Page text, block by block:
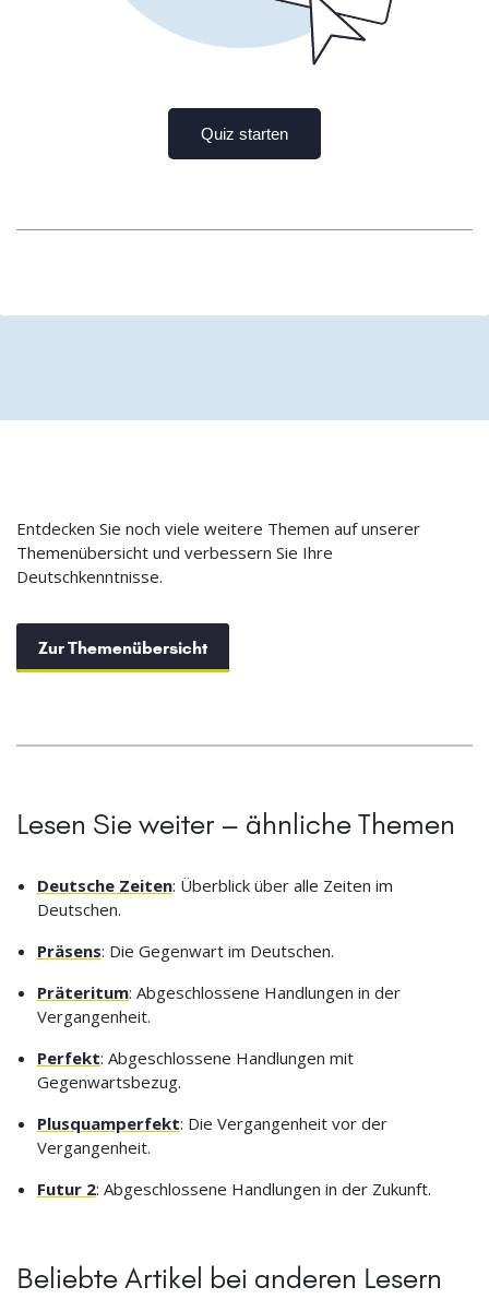
Entdecken Sie noch viele weitere Themen auf unserer
Themenübersicht und verbessern Sie Ihre
Deutschkenntnisse.
Zur Themenübersicht
Lesen Sie weiter – ähnliche Themen
Deutsche Zeiten: Überblick über alle Zeiten im
Deutschen.
Präsens: Die Gegenwart im Deutschen.
Präteritum: Abgeschlossene Handlungen in der
Vergangenheit.
Perfekt: Abgeschlossene Handlungen mit
Gegenwartsbezug.
Plusquamperfekt: Die Vergangenheit vor der
Vergangenheit.
Futur 2: Abgeschlossene Handlungen in der Zukunft.
Beliebte Artikel bei anderen Lesern